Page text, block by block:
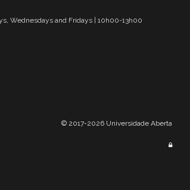
Wednesdays and Fridays | 10h00-13h00
© 2017-2026 Universidade Aberta